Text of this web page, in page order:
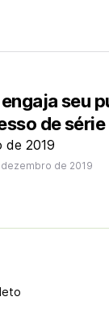
seu
de
de 2019
dezembro de 2019